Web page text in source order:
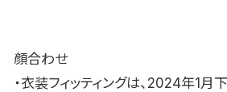
顔合わせ
・衣装フィッティングは、2024年1月